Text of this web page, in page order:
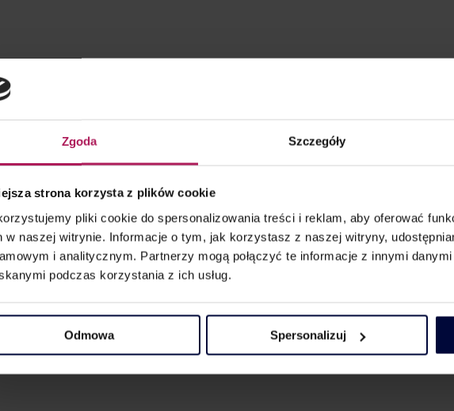
Zgoda Szczegóły
strona korzysta z plików cookie
pliki cookie do spersonalizowania treści i reklam, aby oferować
w naszej witrynie. Informacje o tym, jak korzystasz z naszej witryny,
i analitycznym. Partnerzy mogą połączyć te informacje z innymi
podczas korzystania z ich usług.
Odmowa Spersonalizuj